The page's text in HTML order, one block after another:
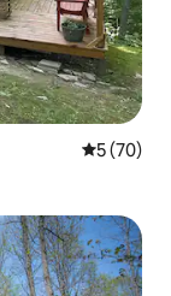
Середня
5 (70)